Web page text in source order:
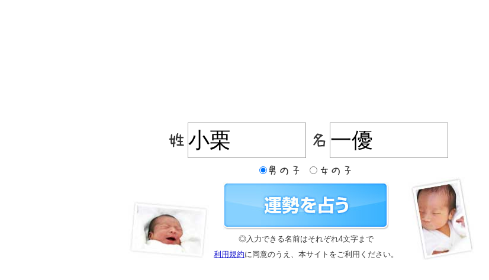
◎入力できる名前はそれぞれ4文字まで
利用規約に同意のうえ、本サイトをご利用ください。